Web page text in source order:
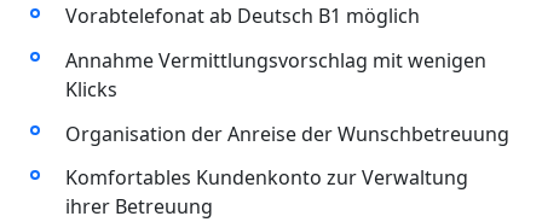
Vorabtelefonat ab Deutsch B1 möglich
Annahme Vermittlungsvorschlag mit wenigen
Klicks
Organisation der Anreise der Wunschbetreuung
Komfortables Kundenkonto zur Verwaltung
ihrer Betreuung